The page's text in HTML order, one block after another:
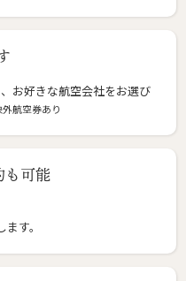
お好きな航空会社をお選び
航空券あり
も可能
す。